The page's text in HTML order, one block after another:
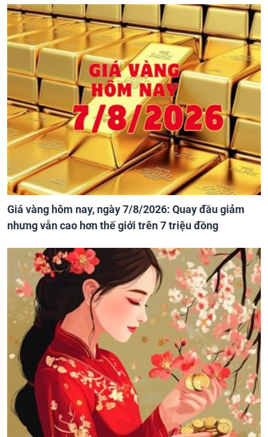
Giá vàng hôm nay, ngày 7/8/2026: Quay đầu giảm
nhưng vẫn cao hơn thế giới trên 7 triệu đồng